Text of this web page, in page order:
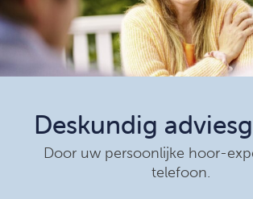
Deskundig
Door uw persoonlijke hoor-
telefoon.